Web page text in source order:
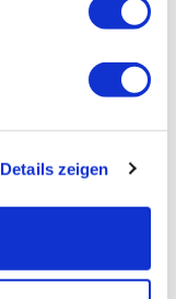
Details zeigen